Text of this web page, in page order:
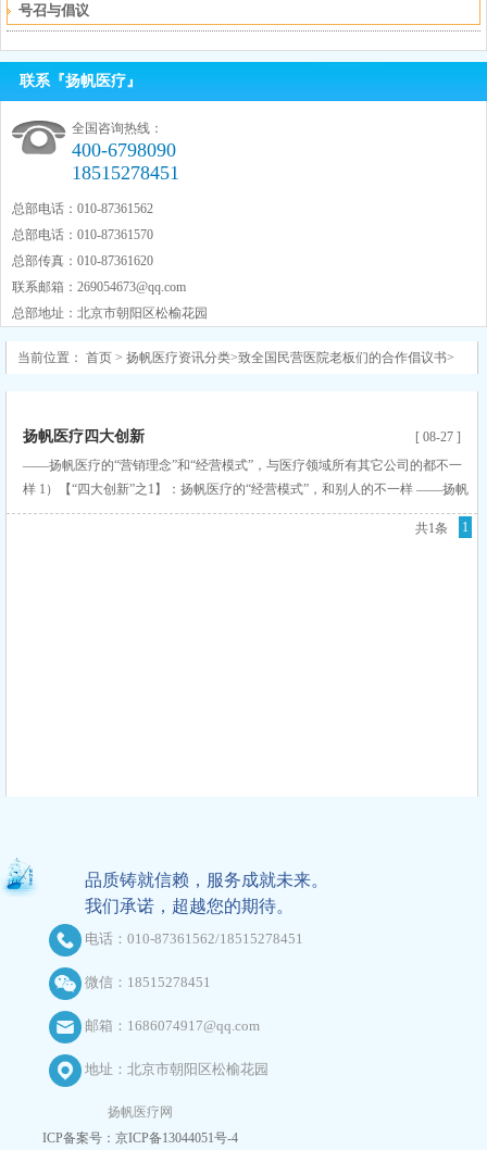
号召与倡议
联系『扬帆医疗』
全国咨询热线：
400-6798090
18515278451
总部电话：010-87361562
总部电话：010-87361570
总部传真：010-87361620
联系邮箱： 269054673@qq.com
总部地址：北京市朝阳区松榆花园
当前位置： 首页 > 扬帆医疗资讯分类>致全国民营医院老板们的合作倡议书>
扬帆医疗四大创新
[ 08-27 ]
——扬帆医疗的“营销理念”和“经营模式”，与医疗领域所有其它公司的都不一
样 1）【“四大创新”之1】：扬帆医疗的“经营模式”，和别人的不一样 ——扬帆
医疗的“经营模式”和医疗领域所有其它公司的都不一样 （1）扬帆医疗的“经营
模式”和医疗领域所有其它公司的不同 ①【“模式创新”之1】：扬帆医疗致力于
共1条 1
品质铸就信赖，服务成就未来。
我们承诺，超越您的期待。
扬帆医疗网
ICP备案号：京ICP备13044051号-4
电话：010-87361562/18515278451
微信：18515278451
邮箱：1686074917@qq.com
地址：北京市朝阳区松榆花园